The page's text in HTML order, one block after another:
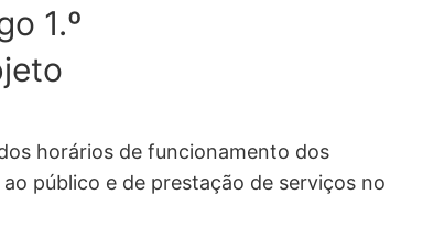
1.º
horários de funcionamento dos
público e de prestação de serviços no